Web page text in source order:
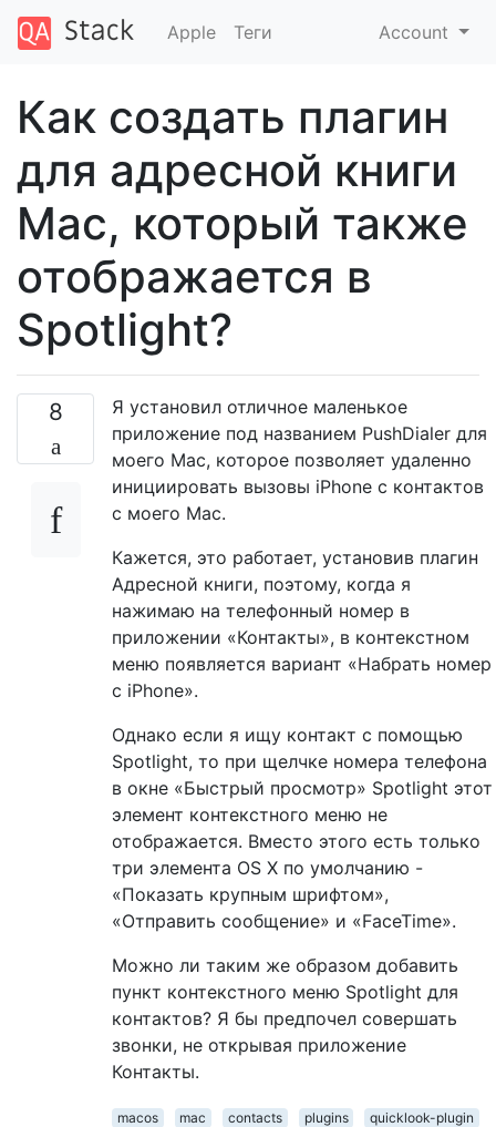
Apple Теги Account
Как создать плагин
для адресной книги
Mac, который также
отображается в
Spotlight?
8
Я установил отличное маленькое
приложение под названием PushDialer для
моего Mac, которое позволяет удаленно
инициировать вызовы iPhone с контактов
с моего Mac.
Кажется, это работает, установив плагин
Адресной книги, поэтому, когда я
нажимаю на телефонный номер в
приложении «Контакты», в контекстном
меню появляется вариант «Набрать номер
с iPhone».
Однако если я ищу контакт с помощью
Spotlight, то при щелчке номера телефона
в окне «Быстрый просмотр» Spotlight этот
элемент контекстного меню не
отображается. Вместо этого есть только
три элемента OS X по умолчанию -
«Показать крупным шрифтом»,
«Отправить сообщение» и «FaceTime».
Можно ли таким же образом добавить
пункт контекстного меню Spotlight для
контактов? Я бы предпочел совершать
звонки, не открывая приложение
Контакты.
macos mac contacts plugins
quicklook-plugin